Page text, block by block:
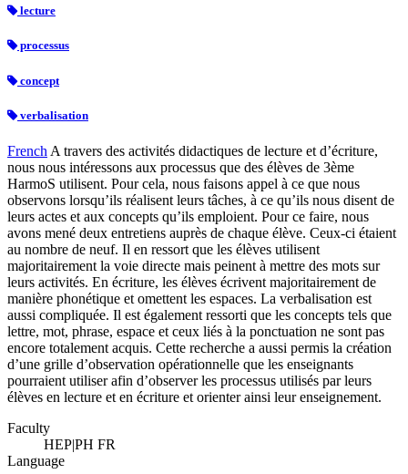
lecture
processus
concept
verbalisation
French A travers des activités didactiques de lecture et d’écriture,
nous nous intéressons aux processus que des élèves de 3ème
HarmoS utilisent. Pour cela, nous faisons appel à ce que nous
observons lorsqu’ils réalisent leurs tâches, à ce qu’ils nous disent de
leurs actes et aux concepts qu’ils emploient. Pour ce faire, nous
avons mené deux entretiens auprès de chaque élève. Ceux-ci étaient
au nombre de neuf. Il en ressort que les élèves utilisent
majoritairement la voie directe mais peinent à mettre des mots sur
leurs activités. En écriture, les élèves écrivent majoritairement de
manière phonétique et omettent les espaces. La verbalisation est
aussi compliquée. Il est également ressorti que les concepts tels que
lettre, mot, phrase, espace et ceux liés à la ponctuation ne sont pas
encore totalement acquis. Cette recherche a aussi permis la création
d’une grille d’observation opérationnelle que les enseignants
pourraient utiliser afin d’observer les processus utilisés par leurs
élèves en lecture et en écriture et orienter ainsi leur enseignement.
Faculty
HEP|PH FR
Language